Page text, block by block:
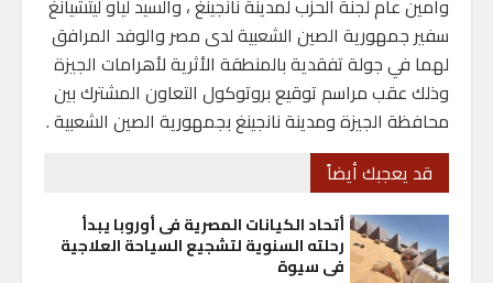
سفير جمهورية الصين الشعبية لدى مصر والوفد المرافق
لهما في جولة تفقدية بالمنطقة الأثرية لأهرامات الجيزة
وذلك عقب مراسم توقيع بروتوكول التعاون المشترك بين
محافظة الجيزة ومدينة نانجينغ بجمهورية الصين الشعبية .
قد يعجبك أيضاً
أتحاد الكيانات المصرية فى أوروبا يبدأ
رحلته السنوية لتشجيع السياحة العلاجية
فى سيوة